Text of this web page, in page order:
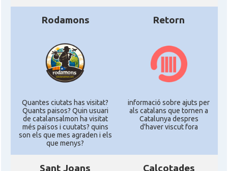
Rodamons
Quantes ciutats has visitat?
Quants paisos? Quin usuari
de catalansalmon ha visitat
més països i cuutats? quins
son els que mes agraden i els
que menys?
Retorn
informació sobre ajuts per
als catalans que tornen a
Catalunya despres
d'haver viscut fora
Sant Joans Calçotades